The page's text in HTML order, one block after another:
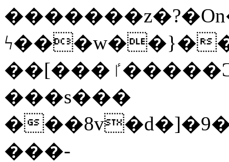
ϟ���w��}�
��[���ٵ�����Ͻ���������x�ս��Apq�����޻�V����O�cp����ٝy{����:�k�ןNݯOOCyx6���&���?
���s���
�
���-